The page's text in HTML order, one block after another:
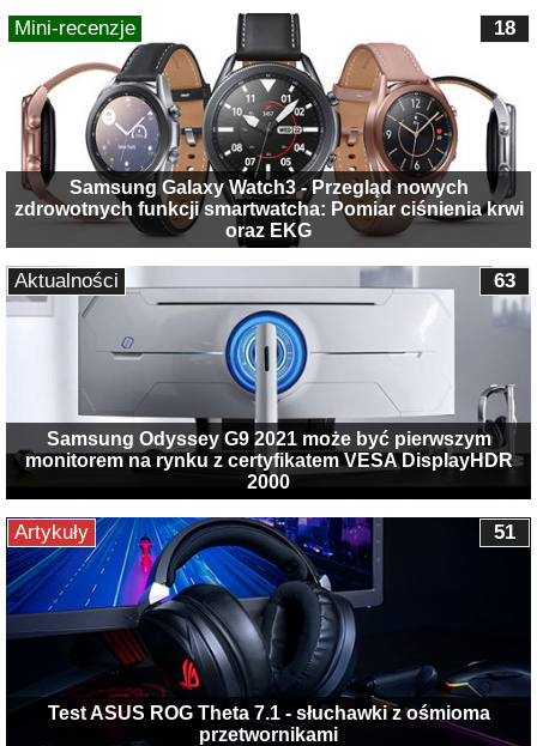
Samsung Galaxy Watch3 - Przegląd nowych
zdrowotnych funkcji smartwatcha: Pomiar ciśnienia krwi
oraz EKG
18
Mini-recenzje
Samsung Odyssey G9 2021 może być pierwszym
monitorem na rynku z certyfikatem VESA DisplayHDR
2000
63
Aktualności
Test ASUS ROG Theta 7.1 - słuchawki z ośmioma
przetwornikami
51
Artykuły